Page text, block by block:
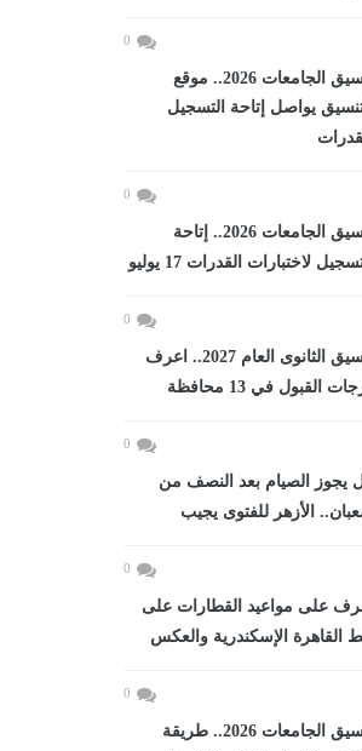
0
تنسيق الجامعات 2026.. موقع
يواصل إتاحة التسجيل
0
تنسيق الجامعات 2026.. إتاحة
لاختبارات القدرات 17 يوليو
0
تنسيق الثانوى العام 2027.. اعرف
القبول في 13 محافظة
0
يجوز الصيام بعد النصف من
الأزهر للفتوى يجيب
0
على مواعيد القطارات على
القاهرة الإسكندرية والعكس
0
تنسيق الجامعات 2026.. طريقة